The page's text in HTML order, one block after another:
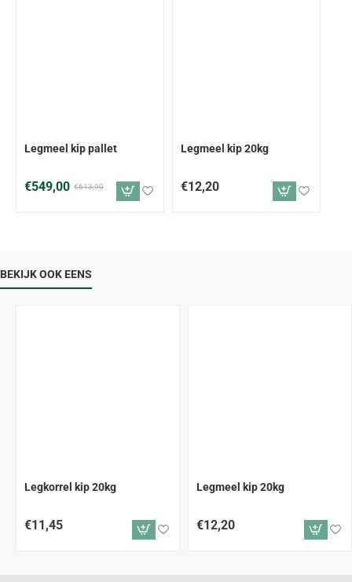
GRATIS VERZENDING
Legmeel kip pallet
€549,00 €613,90
Legmeel kip 20kg
€12,20
BEKIJK OOK EENS
Legkorrel kip 20kg
€11,45
Legmeel kip 20kg
€12,20